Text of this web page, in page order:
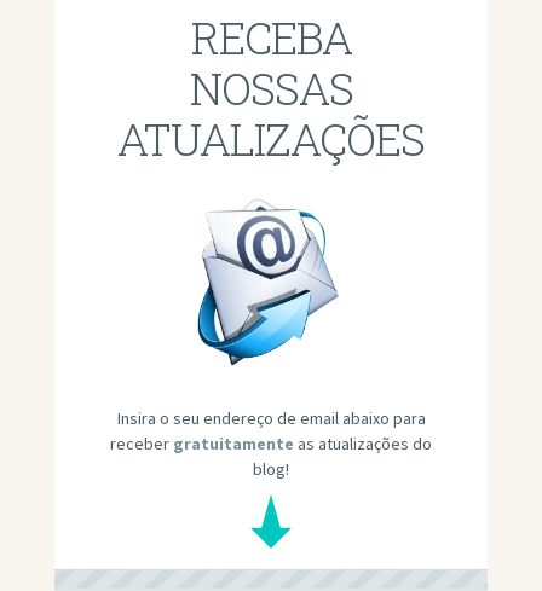
RECEBA
NOSSAS
ATUALIZAÇÕES
Insira o seu endereço de email abaixo para
receber gratuitamente as atualizações do
blog!